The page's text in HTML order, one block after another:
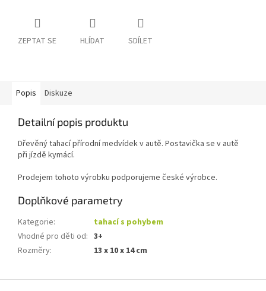
ZEPTAT SE HLÍDAT SDÍLET
Popis Diskuze
Detailní popis produktu
Dřevěný tahací přírodní medvídek v autě. Postavička se v autě
při jízdě kymácí.
Prodejem tohoto výrobku podporujeme české výrobce.
Doplňkové parametry
Kategorie:
tahací s pohybem
Vhodné pro děti od: 3+
Rozměry: 13 x 10 x 14 cm